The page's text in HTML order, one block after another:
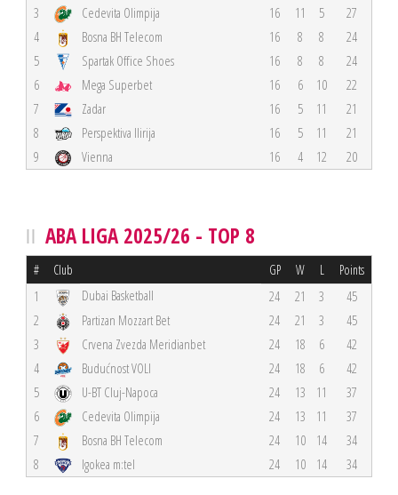
3
Cedevita Olimpija 16 11 5
27
4
Bosna BH Telecom 16 8 8
24
5
Spartak Office Shoes 16 8 8
24
6
Mega Superbet 16 6 10
22
7
Zadar 16 5 11
21
8
Perspektiva Ilirija 16 5 11
21
9
Vienna 16 4 12 20
ABA LIGA 2025/26 - TOP 8
# Club GP W L Points
1 Dubai Basketball 24 21 3
45
2
Partizan Mozzart Bet 24 21 3
45
3
Crvena Zvezda Meridianbet 24 18 6
42
4
Budućnost VOLI 24 18 6
42
5
U-BT Cluj-Napoca 24 13 11
37
6
Cedevita Olimpija 24 13 11
37
7
Bosna BH Telecom 24 10 14
34
8
Igokea m:tel 24 10 14 34